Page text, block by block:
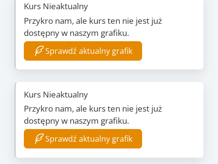
Kurs Nieaktualny
Przykro nam, ale kurs ten nie jest już
dostępny w naszym grafiku.
Sprawdź aktualny grafik
Kurs Nieaktualny
Przykro nam, ale kurs ten nie jest już
dostępny w naszym grafiku.
Sprawdź aktualny grafik